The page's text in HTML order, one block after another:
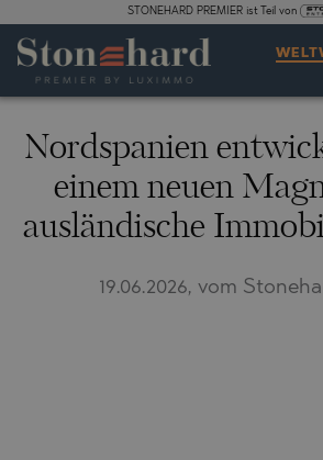
STONEHARD PREMIER ist Teil von
Nordspanien
einem neuen
ausländische
19.06.2026, vom